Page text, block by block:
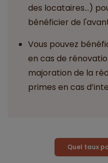
des locataires...)
bénéficier de
Vous pouvez
en cas de
majoration de la
primes en cas
Quel taux